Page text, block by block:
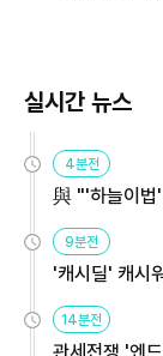
실시간 뉴스
4분전
與 "'하늘이법
9분전
'캐시딜' 캐시
14분전